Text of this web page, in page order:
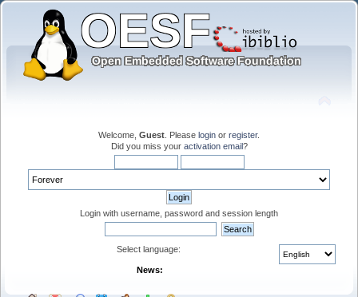
Welcome, Guest . Please login or register.
Did you miss your activation email?
Login with username, password and session length
Select language:
News: